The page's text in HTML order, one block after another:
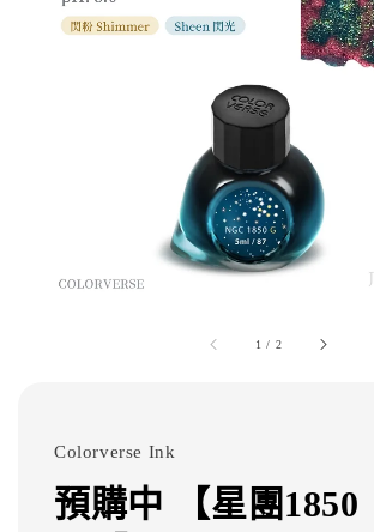
1 / 2
Colorverse Ink
預購中 【星團1850